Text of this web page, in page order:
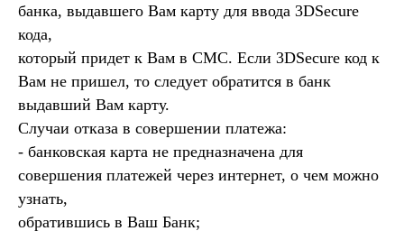
банка, выдавшего Вам карту для ввода 3DSecure
кода,
который придет к Вам в СМС. Если 3DSecure код к
Вам не пришел, то следует обратится в банк
выдавший Вам карту.
Случаи отказа в совершении платежа:
- банковская карта не предназначена для
совершения платежей через интернет, о чем можно
узнать,
обратившись в Ваш Банк;